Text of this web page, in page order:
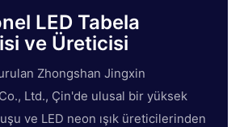
LED Tabela
ve Üreticisi
Zhongshan Jingxin
Ltd., Çin'de ulusal bir yüksek
ve LED neon ışık üreticilerinden